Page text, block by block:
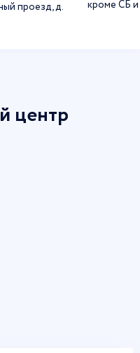
проезд, д.
кроме СБ
центр